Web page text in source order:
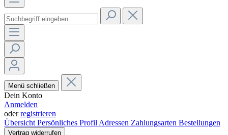
Menü schließen
Dein Konto
Anmelden
oderregistrieren
Übersicht Persönliches Profil Adressen Zahlungsarten Bestellungen
Vertrag widerrufen